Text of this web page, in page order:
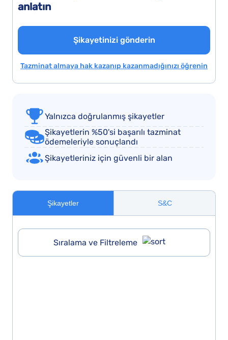
anlatın
Şikayetinizi gönderin
Tazminat almaya hak kazanıp kazanmadığınızı öğrenin
Yalnızca doğrulanmış şikayetler
Şikayetlerin %50'si başarılı tazminat
ödemeleriyle sonuçlandı
Şikayetleriniz için güvenli bir alan
Şikayetler S&C
Sıralama ve Filtreleme